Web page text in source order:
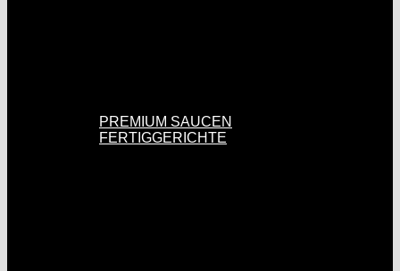
PREMIUM SAUCEN
FERTIGGERICHTE